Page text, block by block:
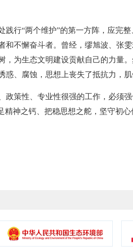
行“两个维护”的第一方阵，应完整
和不懈奋斗者。曾经，缪旭波、张
，为生态文明建设贡献自己的力量
惑、腐蚀，思想上丧失了抵抗力，肌
策性、专业性很强的工作，必须
精神之钙、把稳思想之舵，坚守初